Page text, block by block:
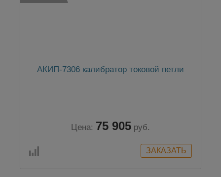
АКИП-7306 калибратор токовой петли
Цена: 75 905 руб.